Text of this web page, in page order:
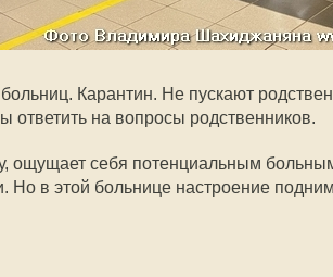
Карантин. Не пускают
ответить на вопросы родственников.
ощущает себя потенциальным
Но в этой больнице настроение